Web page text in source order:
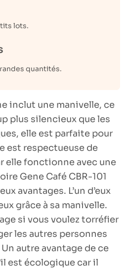
lots.
quantités.
inclut une manivelle, ce
plus silencieux que les
elle est parfaite pour
est respectueuse de
elle fonctionne avec une
Gene Café CBR-101
avantages. L’un d’eux
grâce à sa manivelle.
si vous voulez torréfier
les autres personnes
autre avantage de ce
est écologique car il